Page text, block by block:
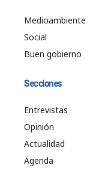
Medioambiente
Social
Buen gobierno
Secciones
Entrevistas
Opinión
Actualidad
Agenda